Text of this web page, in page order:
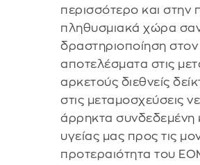
περισσότερο και στην
πληθυσμιακά χώρα σαν
δραστηριοποίηση στον
αποτελέσματα στις
αρκετούς διεθνείς
στις μεταμοσχεύσεις
άρρηκτα συνδεδεμένη
υγείας μας προς τις
προτεραιότητα του